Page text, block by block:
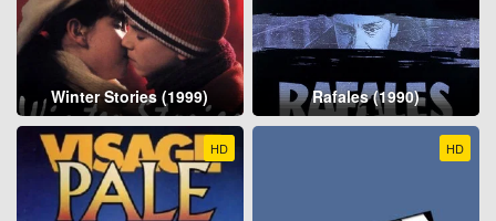
Winter Stories (1999) Rafales (1990)
HD HD